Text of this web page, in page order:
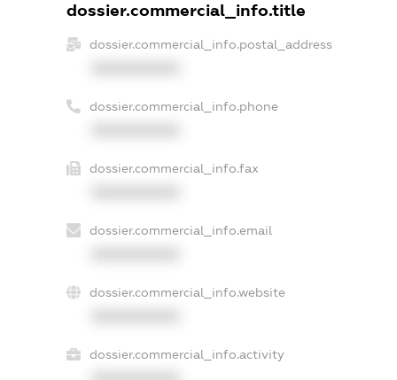
dossier.commercial_info.title
dossier.commercial_info.postal_address
dossier.commercial_info.phone
dossier.commercial_info.fax
dossier.commercial_info.email
dossier.commercial_info.website
dossier.commercial_info.activity